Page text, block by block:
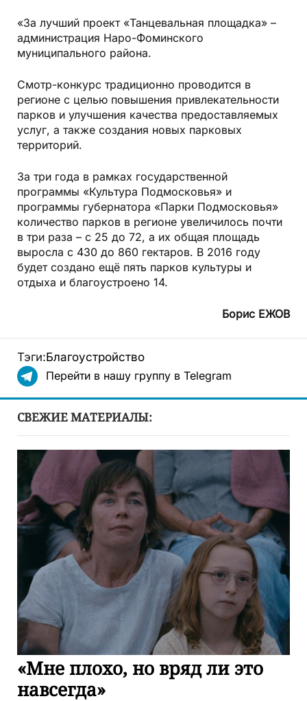
«За лучший проект «Танцевальная площадка» –
администрация Наро-Фоминского
муниципального района.
Смотр-конкурс традиционно проводится в
регионе с целью повышения привлекательности
парков и улучшения качества предоставляемых
услуг, а также создания новых парковых
территорий.
За три года в рамках государственной
программы «Культура Подмосковья» и
программы губернатора «Парки Подмосковья»
количество парков в регионе увеличилось почти
в три раза – с 25 до 72, а их общая площадь
выросла с 430 до 860 гектаров. В 2016 году
будет создано ещё пять парков культуры и
отдыха и благоустроено 14.
Борис ЕЖОВ
Тэги:Благоустройство
Перейти в нашу группу в Telegram
СВЕЖИЕ МАТЕРИАЛЫ:
«Мне плохо, но вряд ли это
навсегда»